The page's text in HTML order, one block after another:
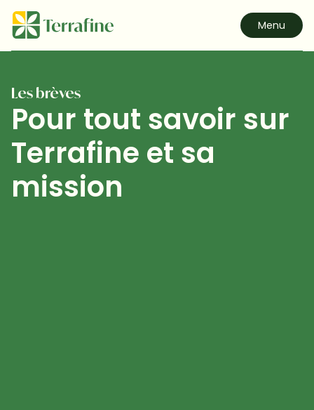
Menu
Les brèves
Pour tout savoir sur
Terrafine et sa
mission